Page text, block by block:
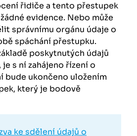
řidiče a tento přestupek
evidence. Nebo může
správnímu orgánu údaje o
spáchání přestupku.
poskytnutých údajů
s ní zahájeno řízení o
bude ukončeno uložením
který je bodově
ke sdělení údajů o